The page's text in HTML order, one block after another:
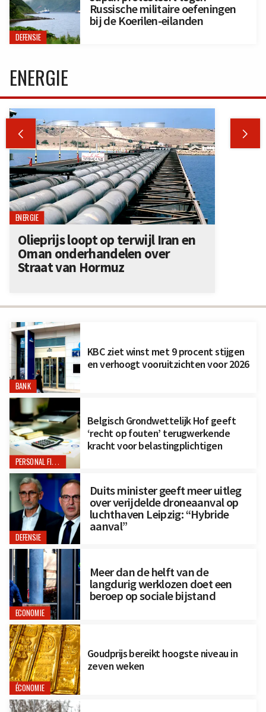
DEFENSIE
Russische militaire oefeningen
bij de Koerilen-eilanden
BANK
KBC ziet winst met 9 procent stijgen
en verhoogt vooruitzichten voor 2026
PERSONAL FINANCE
Belgisch Grondwettelijk Hof geeft
‘recht op fouten’ terugwerkende
kracht voor belastingplichtigen
DEFENSIE
Duits minister geeft meer uitleg
over verijdelde droneaanval op
luchthaven Leipzig: “Hybride
aanval”
ECONOMIE
Meer dan de helft van de
langdurig werklozen doet een
beroep op sociale bijstand
ÉCONOMIE
Goudprijs bereikt hoogste niveau in
zeven weken
ENERGIE
 
ENERGIE
Olieprijs loopt op terwijl Iran en
Oman onderhandelen over
Straat van Hormuz